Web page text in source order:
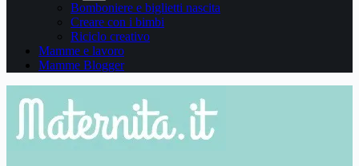
Bomboniere e biglietti nascita
Creare con i bimbi
Riciclo creativo
Mamme e lavoro
Mamme Blogger